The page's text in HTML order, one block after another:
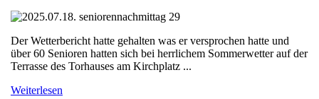
Der Wetterbericht hatte gehalten was er versprochen hatte und
über 60 Senioren hatten sich bei herrlichem Sommerwetter auf der
Terrasse des Torhauses am Kirchplatz ...
Weiterlesen